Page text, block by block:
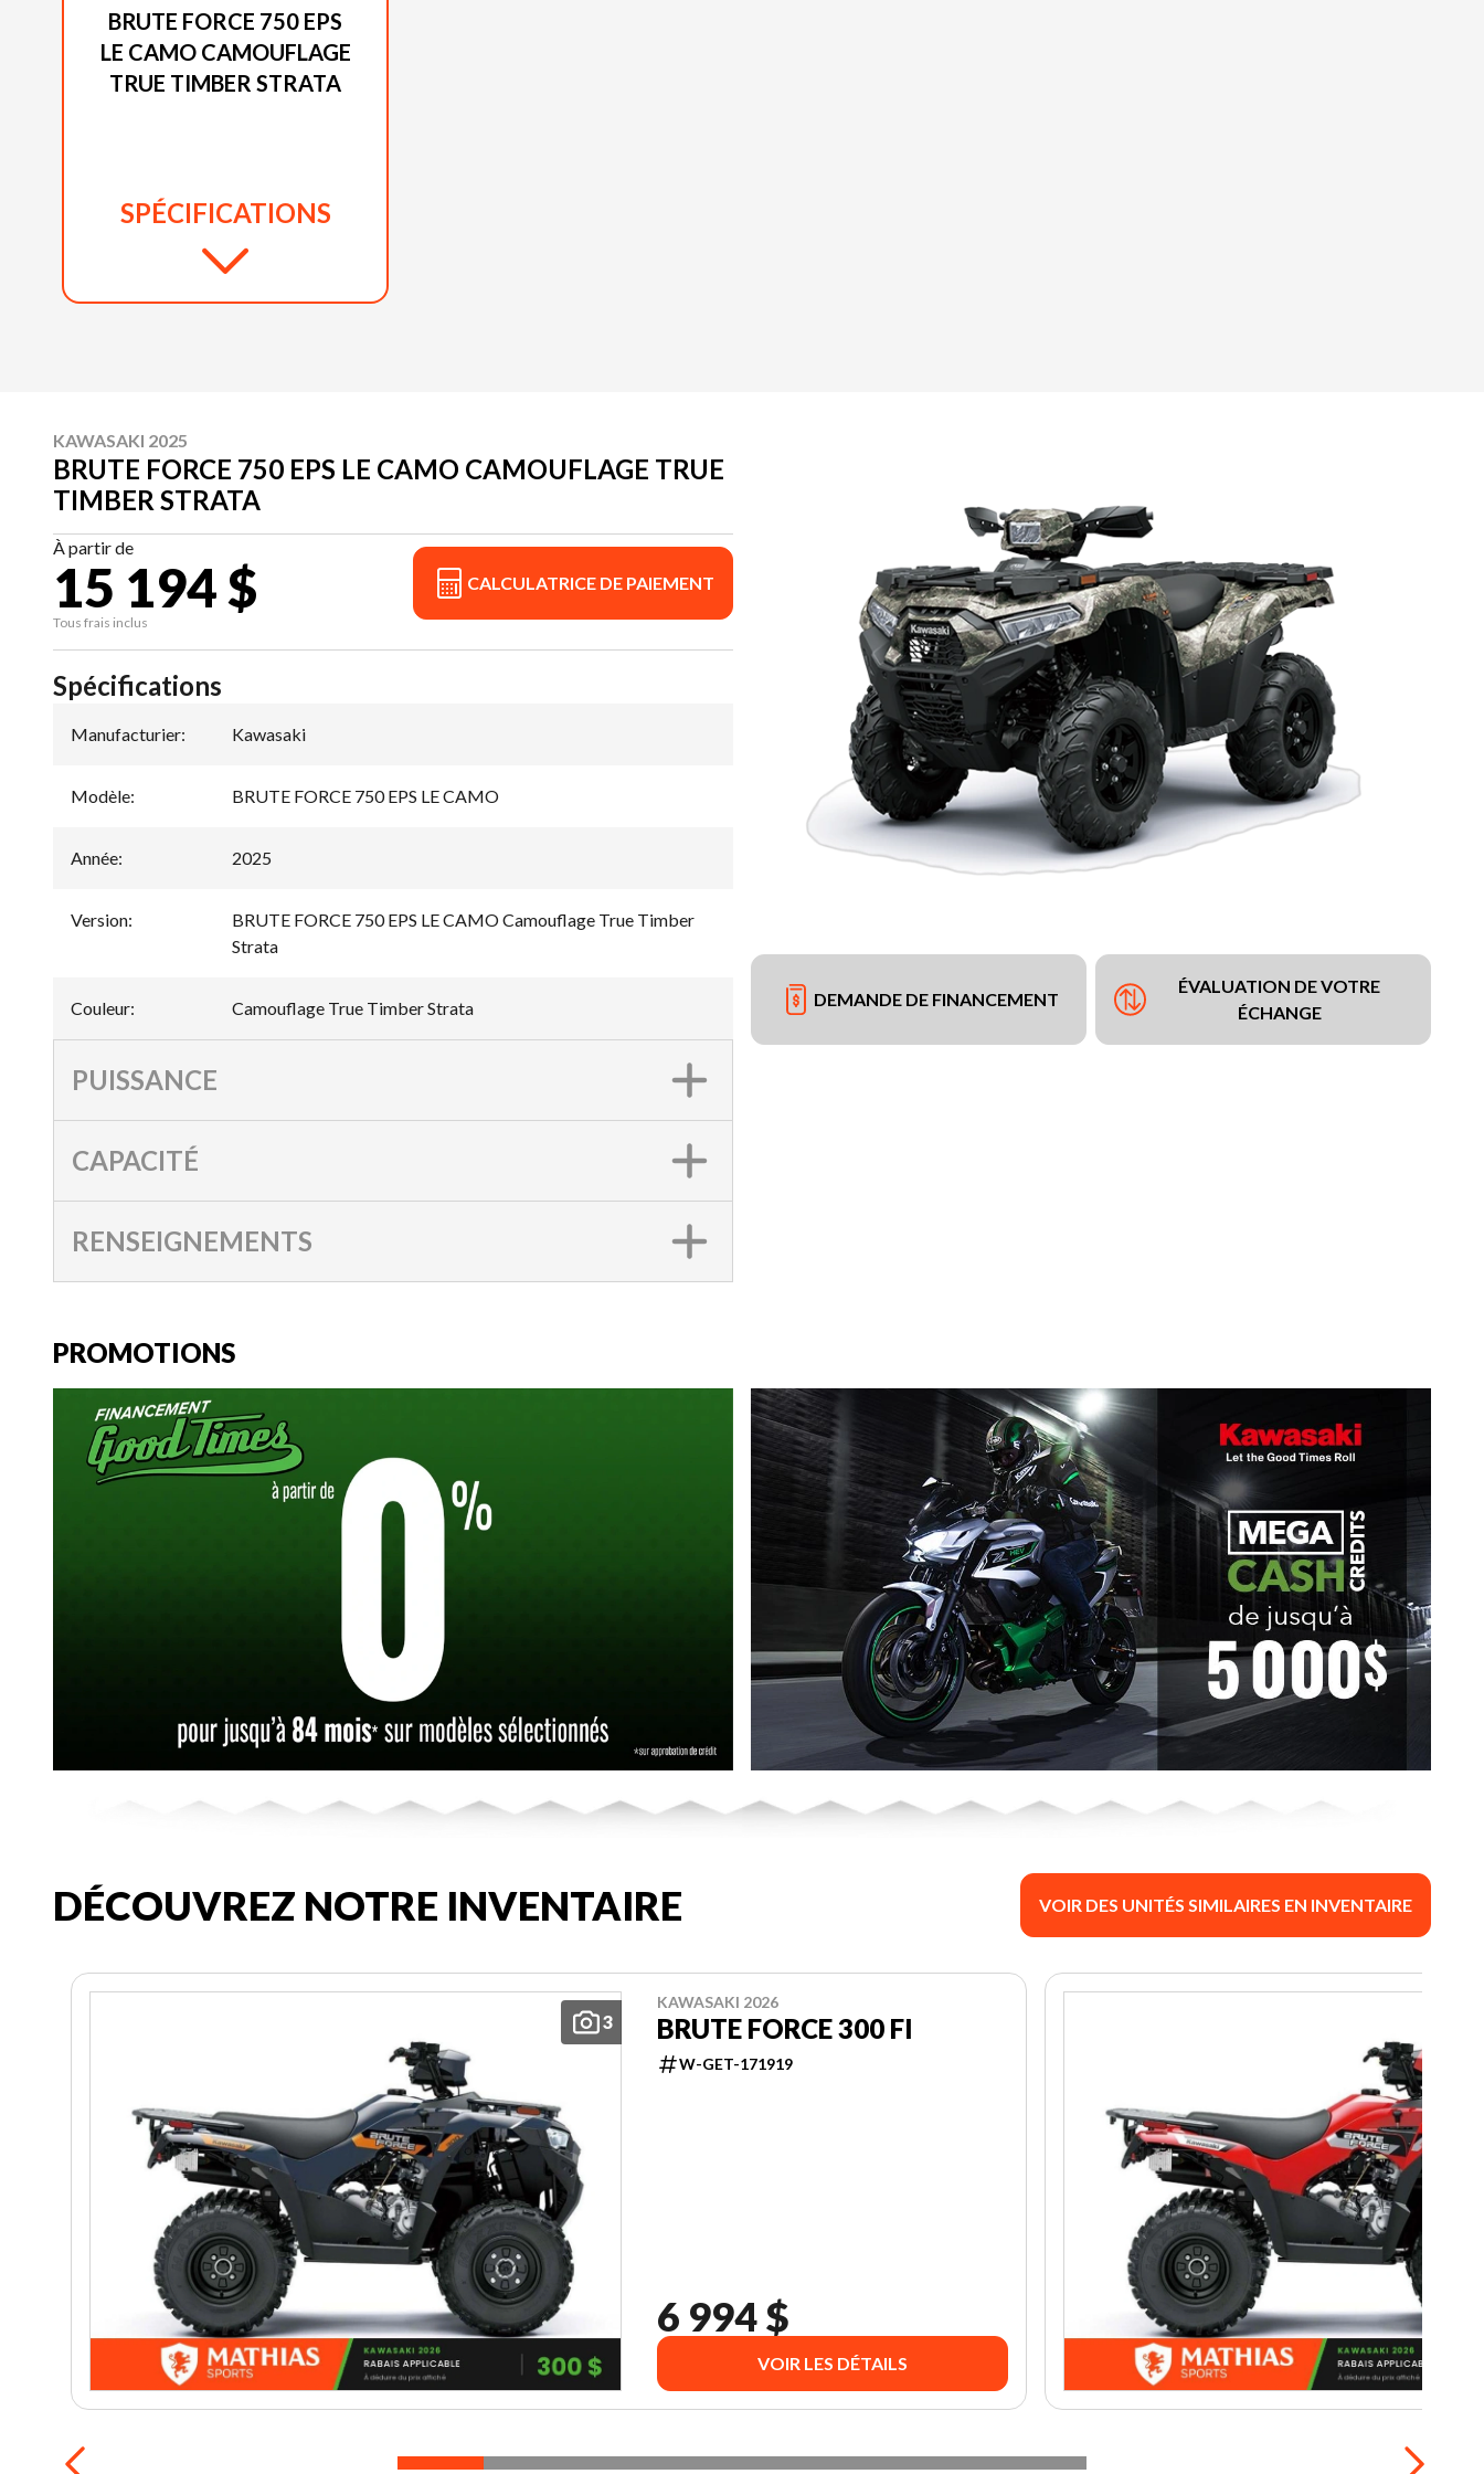
BRUTE FORCE 750 EPS
LE CAMO CAMOUFLAGE
TRUE TIMBER STRATA
SPÉCIFICATIONS
KAWASAKI 2025
BRUTE FORCE 750 EPS LE CAMO CAMOUFLAGE TRUE
TIMBER STRATA
À partir de
15 194 $
Tous frais inclus
CALCULATRICE DE PAIEMENT
DEMANDE DE FINANCEMENT
ÉVALUATION DE VOTRE
ÉCHANGE
Spécifications
Manufacturier: Kawasaki
Modèle: BRUTE FORCE 750 EPS LE CAMO
Année: 2025
Version:
BRUTE FORCE 750 EPS LE CAMO Camouflage True Timber
Strata
Couleur: Camouflage True Timber Strata
PUISSANCE
CAPACITÉ
RENSEIGNEMENTS
PROMOTIONS
DÉCOUVREZ NOTRE INVENTAIRE VOIR DES UNITÉS SIMILAIRES EN INVENTAIRE
3
KAWASAKI 2026
BRUTE FORCE 300 FI
W-GET-171919
6 994 $
VOIR LES DÉTAILS